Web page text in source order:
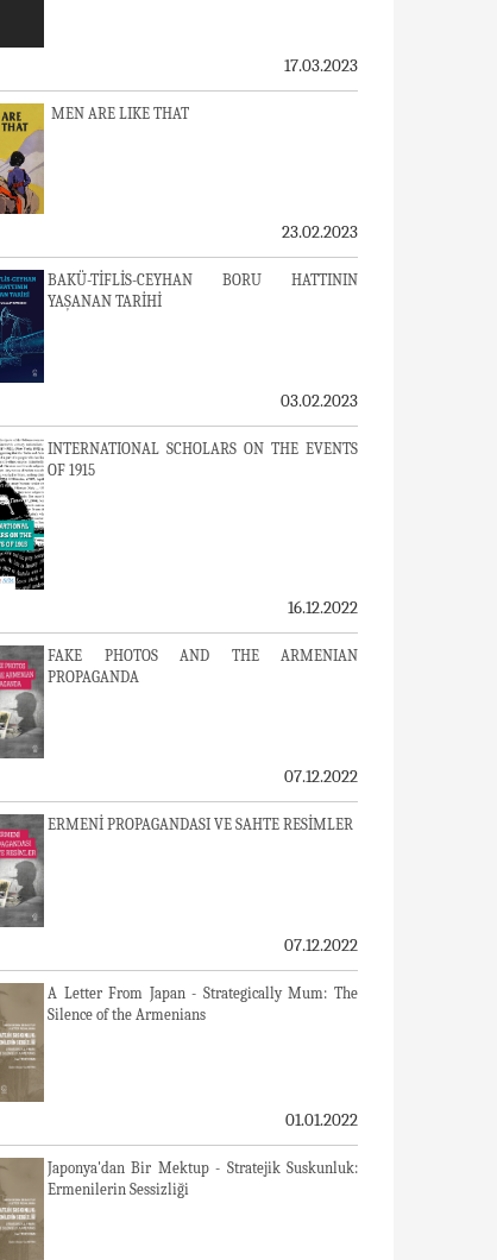
17.03.2023
MEN ARE LIKE THAT
23.02.2023
BAKÜ-TİFLİS-CEYHAN BORU HATTININ
YAŞANAN TARİHİ
03.02.2023
INTERNATIONAL SCHOLARS ON THE EVENTS
OF 1915
16.12.2022
FAKE PHOTOS AND THE ARMENIAN
PROPAGANDA
07.12.2022
ERMENİ PROPAGANDASI VE SAHTE RESİMLER
07.12.2022
A Letter From Japan - Strategically Mum: The
Silence of the Armenians
01.01.2022
Japonya'dan Bir Mektup - Stratejik Suskunluk:
Ermenilerin Sessizliği